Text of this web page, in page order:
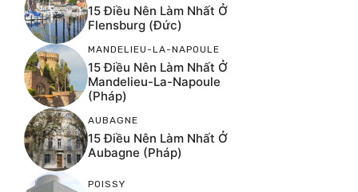
15 Điều Nên Làm Nhất Ở
Flensburg (Đức)
MANDELIEU-LA-NAPOULE
15 Điều Nên Làm Nhất Ở
Mandelieu-La-Napoule
(Pháp)
AUBAGNE
15 Điều Nên Làm Nhất Ở
Aubagne (Pháp)
POISSY